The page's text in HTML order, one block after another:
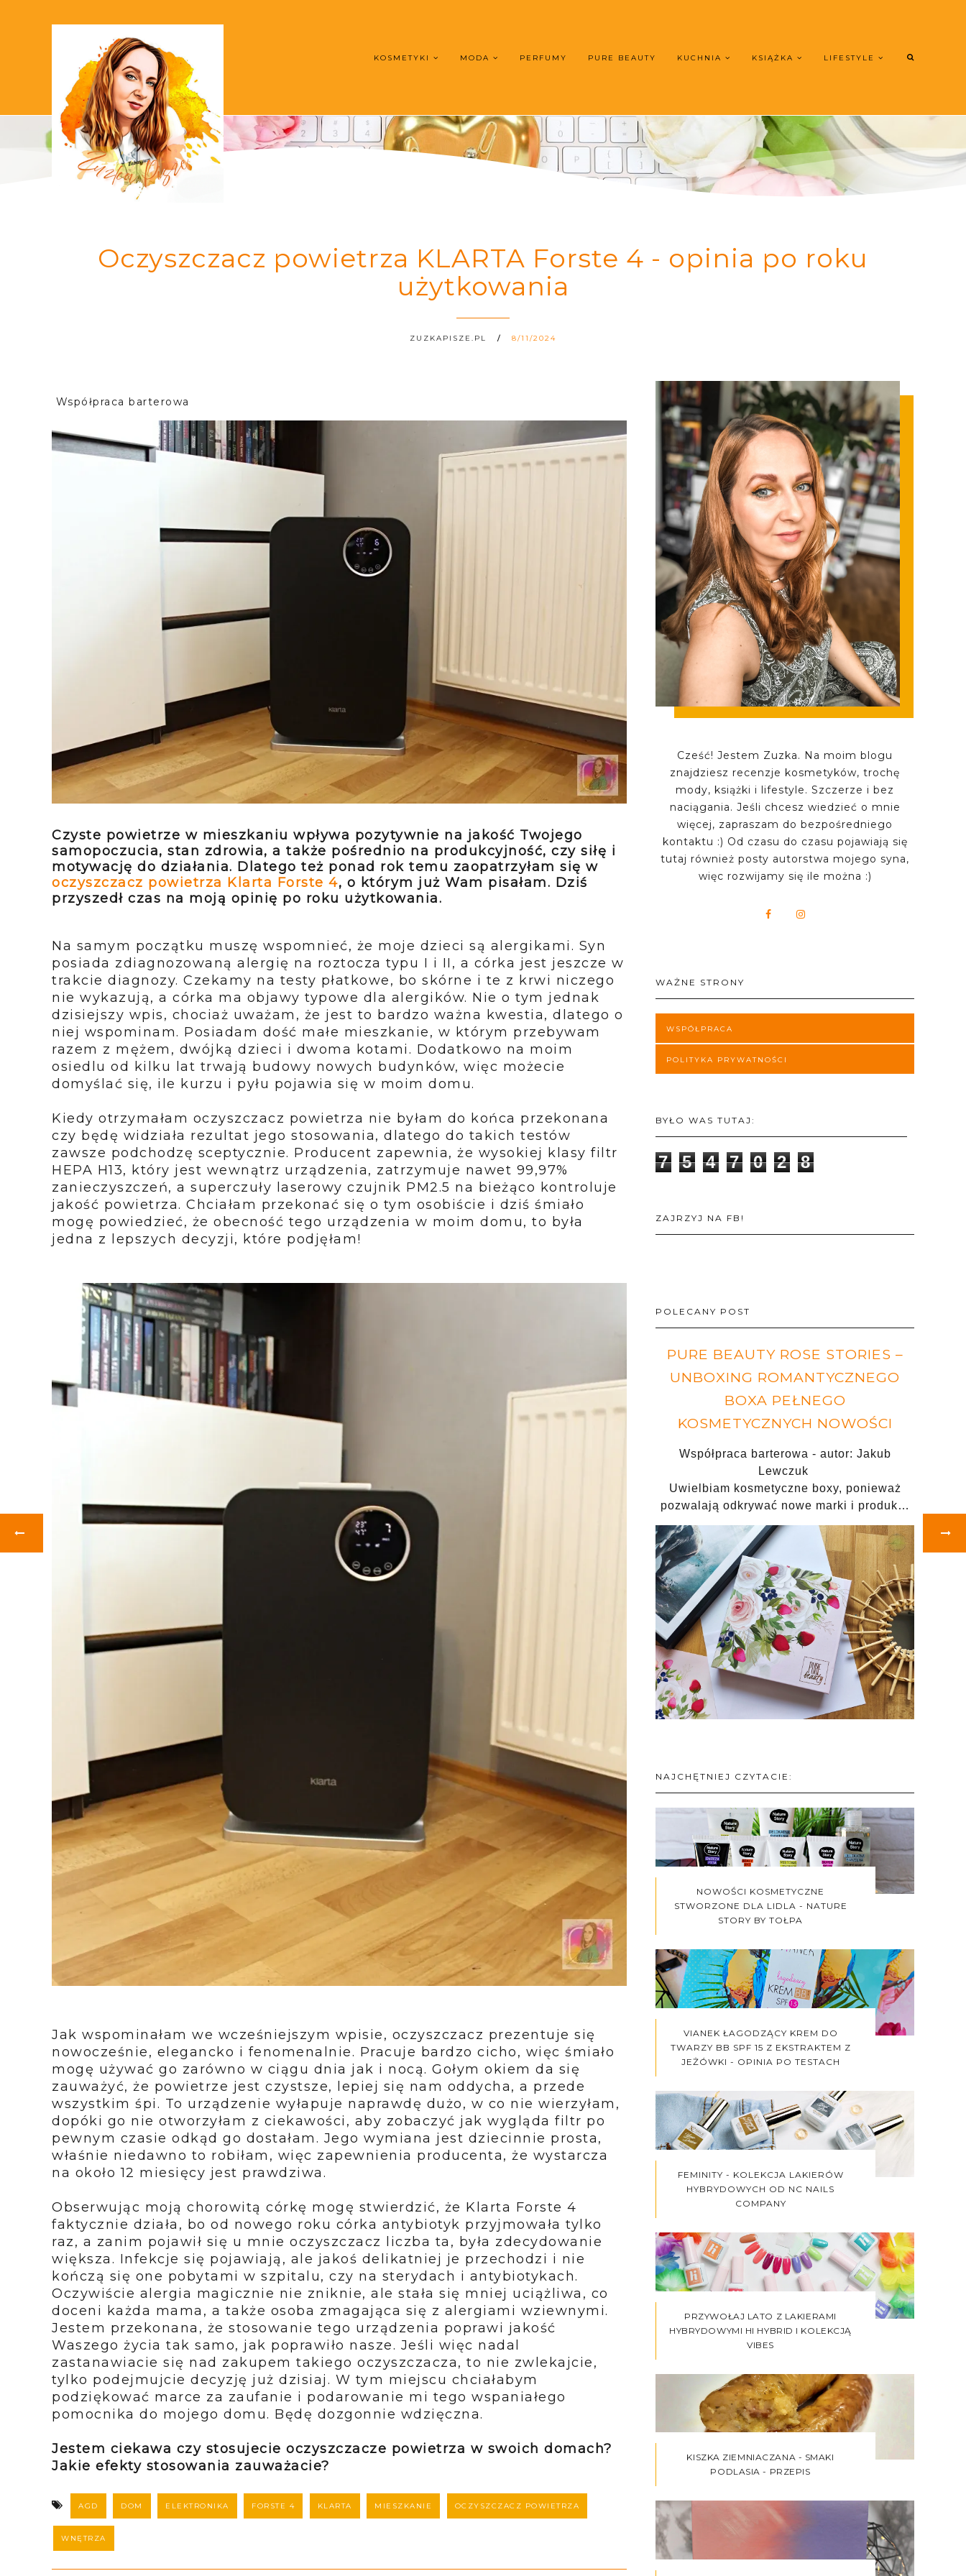
KOSMETYKI MODA PERFUMY PURE BEAUTY KUCHNIA KSIĄŻKA LIFESTYLE
Oczyszczacz powietrza KLARTA Forste 4 - opinia po roku
użytkowania
ZUZKAPISZE.PL 8/11/2024
Współpraca barterowa
Czyste powietrze w mieszkaniu wpływa pozytywnie na jakość Twojego
samopoczucia, stan zdrowia, a także pośrednio na produkcyjność, czy siłę i
motywację do działania. Dlatego też ponad rok temu zaopatrzyłam się w
oczyszczacz powietrza Klarta Forste 4, o którym już Wam pisałam. Dziś
przyszedł czas na moją opinię po roku użytkowania.
Na samym początku muszę wspomnieć, że moje dzieci są alergikami. Syn
posiada zdiagnozowaną alergię na roztocza typu I i II, a córka jest jeszcze w
trakcie diagnozy. Czekamy na testy płatkowe, bo skórne i te z krwi niczego
nie wykazują, a córka ma objawy typowe dla alergików. Nie o tym jednak
dzisiejszy wpis, chociaż uważam, że jest to bardzo ważna kwestia, dlatego o
niej wspominam. Posiadam dość małe mieszkanie, w którym przebywam
razem z mężem, dwójką dzieci i dwoma kotami. Dodatkowo na moim
osiedlu od kilku lat trwają budowy nowych budynków, więc możecie
domyślać się, ile kurzu i pyłu pojawia się w moim domu.
Kiedy otrzymałam oczyszczacz powietrza nie byłam do końca przekonana
czy będę widziała rezultat jego stosowania, dlatego do takich testów
zawsze podchodzę sceptycznie. Producent zapewnia, że wysokiej klasy filtr
HEPA H13, który jest wewnątrz urządzenia, zatrzymuje nawet 99,97%
zanieczyszczeń, a superczuły laserowy czujnik PM2.5 na bieżąco kontroluje
jakość powietrza. Chciałam przekonać się o tym osobiście i dziś śmiało
mogę powiedzieć, że obecność tego urządzenia w moim domu, to była
jedna z lepszych decyzji, które podjęłam!
Jak wspominałam we wcześniejszym wpisie, oczyszczacz prezentuje się
nowocześnie, elegancko i fenomenalnie. Pracuje bardzo cicho, więc śmiało
mogę używać go zarówno w ciągu dnia jak i nocą. Gołym okiem da się
zauważyć, że powietrze jest czystsze, lepiej się nam oddycha, a przede
wszystkim śpi. To urządzenie wyłapuje naprawdę dużo, w co nie wierzyłam,
dopóki go nie otworzyłam z ciekawości, aby zobaczyć jak wygląda filtr po
pewnym czasie odkąd go dostałam. Jego wymiana jest dziecinnie prosta,
właśnie niedawno to robiłam, więc zapewnienia producenta, że wystarcza
na około 12 miesięcy jest prawdziwa.
Obserwując moją chorowitą córkę mogę stwierdzić, że Klarta Forste 4
faktycznie działa, bo od nowego roku córka antybiotyk przyjmowała tylko
raz, a zanim pojawił się u mnie oczyszczacz liczba ta, była zdecydowanie
większa. Infekcje się pojawiają, ale jakoś delikatniej je przechodzi i nie
kończą się one pobytami w szpitalu, czy na sterydach i antybiotykach.
Oczywiście alergia magicznie nie zniknie, ale stała się mniej uciążliwa, co
doceni każda mama, a także osoba zmagająca się z alergiami wziewnymi.
Jestem przekonana, że stosowanie tego urządzenia poprawi jakość
Waszego życia tak samo, jak poprawiło nasze. Jeśli więc nadal
zastanawiacie się nad zakupem takiego oczyszczacza, to nie zwlekajcie,
tylko podejmujcie decyzję już dzisiaj. W tym miejscu chciałabym
podziękować marce za zaufanie i podarowanie mi tego wspaniałego
pomocnika do mojego domu. Będę dozgonnie wdzięczna.
Jestem ciekawa czy stosujecie oczyszczacze powietrza w swoich domach?
Jakie efekty stosowania zauważacie?
AGD DOM ELEKTRONIKA FORSTE 4 KLARTA MIESZKANIE OCZYSZCZACZ POWIETRZA
WNĘTRZA
Cześć! Jestem Zuzka. Na moim blogu
znajdziesz recenzje kosmetyków, trochę
mody, książki i lifestyle. Szczerze i bez
naciągania. Jeśli chcesz wiedzieć o mnie
więcej, zapraszam do bezpośredniego
kontaktu :) Od czasu do czasu pojawiają się
tutaj również posty autorstwa mojego syna,
więc rozwijamy się ile można :)
WAŻNE STRONY
WSPÓŁPRACA
POLITYKA PRYWATNOŚCI
BYŁO WAS TUTAJ:
7 5 4 7 0 2 8
ZAJRZYJ NA FB!
POLECANY POST
PURE BEAUTY ROSE STORIES –
UNBOXING ROMANTYCZNEGO
BOXA PEŁNEGO
KOSMETYCZNYCH NOWOŚCI
Współpraca barterowa - autor: Jakub
Lewczuk
Uwielbiam kosmetyczne boxy, ponieważ
pozwalają odkrywać nowe marki i produk…
NAJCHĘTNIEJ CZYTACIE:
NOWOŚCI KOSMETYCZNE
STWORZONE DLA LIDLA - NATURE
STORY BY TOŁPA
VIANEK ŁAGODZĄCY KREM DO
TWARZY BB SPF 15 Z EKSTRAKTEM Z
JEŻÓWKI - OPINIA PO TESTACH
FEMINITY - KOLEKCJA LAKIERÓW
HYBRYDOWYCH OD NC NAILS
COMPANY
PRZYWOŁAJ LATO Z LAKIERAMI
HYBRYDOWYMI HI HYBRID I KOLEKCJĄ
VIBES
KISZKA ZIEMNIACZANA - SMAKI
PODLASIA - PRZEPIS